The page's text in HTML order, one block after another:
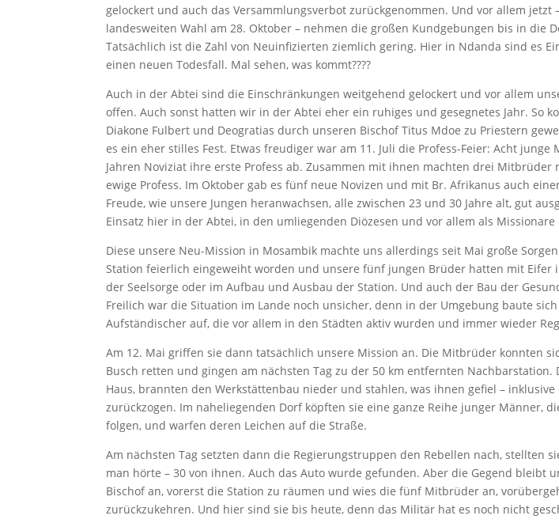
gelockert und auch das Versammlungsverbot zurückgenommen. Und vor allem jetzt
landesweiten Wahl am 28. Oktober – nehmen die großen Kundgebungen bis in die
Tatsächlich ist die Zahl von Neuinfizierten ziemlich gering. Hier in Ndanda sind es
einen neuen Todesfall. Mal sehen, was kommt????
Auch in der Abtei sind die Einschränkungen weitgehend gelockert und vor allem
offen. Auch sonst hatten wir in der Abtei eher ein ruhiges und gesegnetes Jahr. So
Diakone Fulbert und Deogratias durch unseren Bischof Titus Mdoe zu Priestern
es ein eher stilles Fest. Etwas freudiger war am 11. Juli die Profess-Feier: Acht
Jahren Noviziat ihre erste Profess ab. Zusammen mit ihnen machten drei Mitbrüder
ewige Profess. Im Oktober gab es fünf neue Novizen und mit Br. Afrikanus auch
Freude, wie unsere Jungen heranwachsen, alle zwischen 23 und 30 Jahre alt, gut
Einsatz hier in der Abtei, in den umliegenden Diözesen und vor allem als Missionare
Diese unsere Neu-Mission in Mosambik machte uns allerdings seit Mai große
Station feierlich eingeweiht worden und unsere fünf jungen Brüder hatten mit Eifer
der Seelsorge oder im Aufbau und Ausbau der Station. Und auch der Bau der
Freilich war die Situation im Lande noch unsicher, denn in der Umgebung baute
Aufständischer auf, die vor allem in den Städten aktiv wurden und immer wieder
Am 12. Mai griffen sie dann tatsächlich unsere Mission an. Die Mitbrüder konnten
Busch retten und gingen am nächsten Tag zu der 50 km entfernten
Haus, brannten den Werkstättenbau nieder und stahlen, was ihnen gefiel – inklusive
zurückzogen. Im naheliegenden Dorf köpften sie eine ganze Reihe junger Männer,
folgen, und warfen deren Leichen auf die Straße.
Am nächsten Tag setzten dann die Regierungstruppen den Rebellen nach, stellten
man hörte – 30 von ihnen. Auch das Auto wurde gefunden. Aber die Gegend bleibt
Bischof an, vorerst die Station zu räumen und wies die fünf Mitbrüder an,
zurückzukehren. Und hier sind sie bis heute, denn das Militär hat es noch nicht